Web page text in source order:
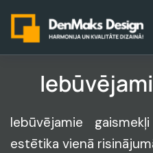
Iebūvējamie
estētika vienā